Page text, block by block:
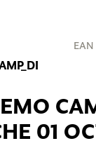
EAN
01